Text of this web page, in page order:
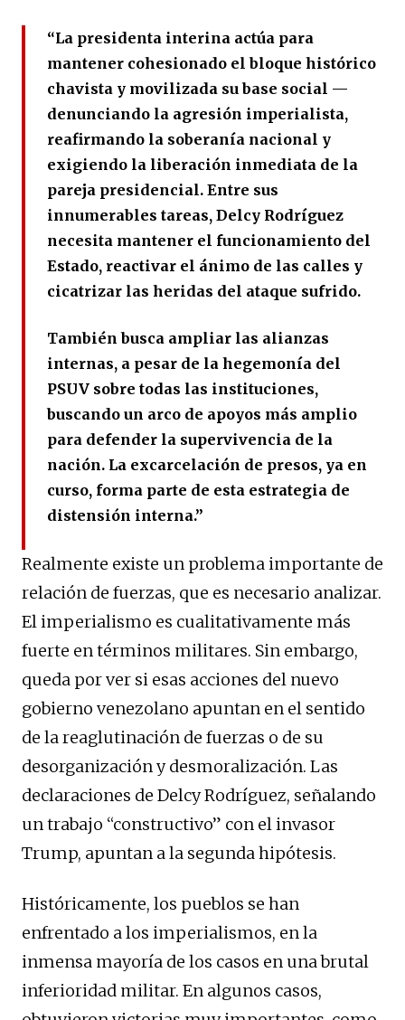
“La presidenta interina actúa para
mantener cohesionado el bloque histórico
chavista y movilizada su base social —
denunciando la agresión imperialista,
reafirmando la soberanía nacional y
exigiendo la liberación inmediata de la
pareja presidencial. Entre sus
innumerables tareas, Delcy Rodríguez
necesita mantener el funcionamiento del
Estado, reactivar el ánimo de las calles y
cicatrizar las heridas del ataque sufrido.
También busca ampliar las alianzas
internas, a pesar de la hegemonía del
PSUV sobre todas las instituciones,
buscando un arco de apoyos más amplio
para defender la supervivencia de la
nación. La excarcelación de presos, ya en
curso, forma parte de esta estrategia de
distensión interna.”
Realmente existe un problema importante de
relación de fuerzas, que es necesario analizar.
El imperialismo es cualitativamente más
fuerte en términos militares. Sin embargo,
queda por ver si esas acciones del nuevo
gobierno venezolano apuntan en el sentido
de la reaglutinación de fuerzas o de su
desorganización y desmoralización. Las
declaraciones de Delcy Rodríguez, señalando
un trabajo “constructivo” con el invasor
Trump, apuntan a la segunda hipótesis.
Históricamente, los pueblos se han
enfrentado a los imperialismos, en la
inmensa mayoría de los casos en una brutal
inferioridad militar. En algunos casos,